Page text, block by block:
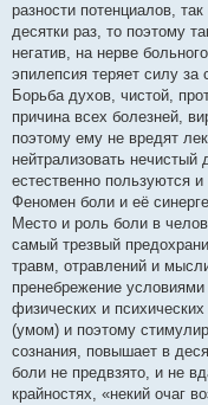
разности потенциалов,
десятки раз, то поэтому
негатив, на нерве
эпилепсия теряет силу
Борьба духов, чистой,
причина всех болезней,
поэтому ему не вредят
нейтрализовать
естественно пользуются
Феномен боли и её
Место и роль боли в
самый трезвый
травм, отравлений и
пренебрежение
физических и
(умом) и поэтому
сознания, повышает в
боли не предвзято, и не
крайностях, «некий очаг